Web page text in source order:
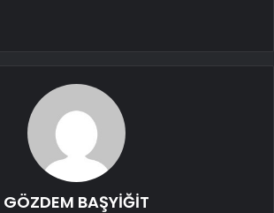
GÖZDEM BAŞYİĞİT